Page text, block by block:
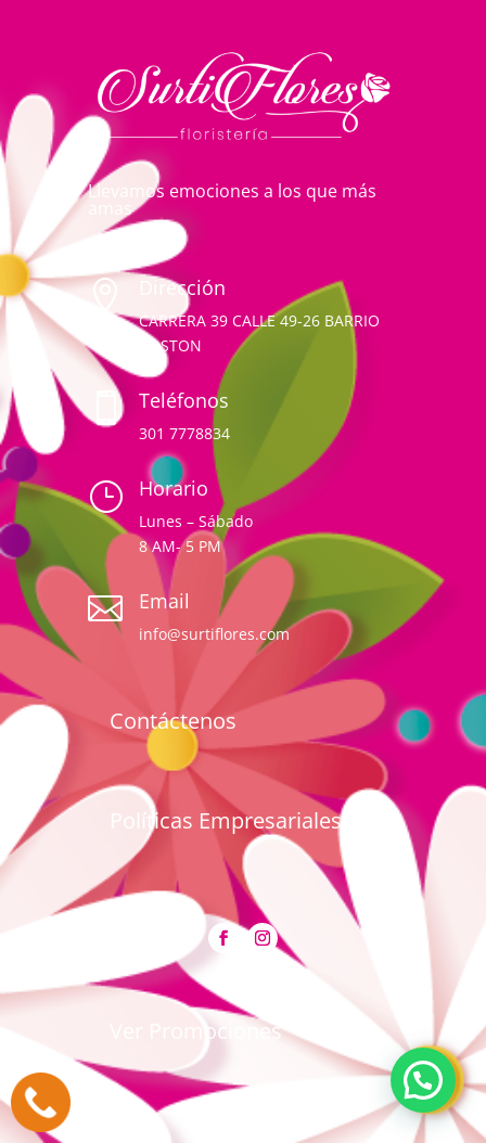
Llevamos emociones a los que más
amas
 Dirección
CARRERA 39 CALLE 49-26 BARRIO
BOSTON
 Teléfonos
301 7778834
} Horario
Lunes – Sábado
8 AM- 5 PM
 Email
info@surtiflores.com
Contáctenos
Políticas Empresariales
Ver Promociones